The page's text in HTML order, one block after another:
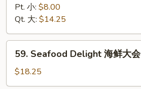
Snow
Peas
雪
Pt. 小: $8.00
Qt. 大: $14.25
Seafood
Delight
海
59. Seafood Delight 海鲜大会
$18.25